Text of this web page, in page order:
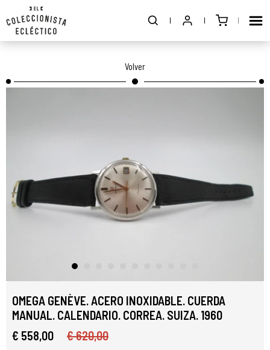
Volver
OMEGA GENÈVE. ACERO INOXIDABLE. CUERDA
MANUAL. CALENDARIO. CORREA. SUIZA. 1960
€ 558,00
€ 620,00